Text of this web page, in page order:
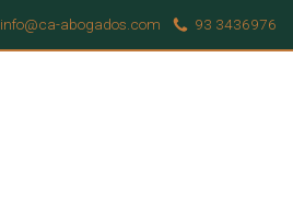
info@ca-abogados.com 93 3436976